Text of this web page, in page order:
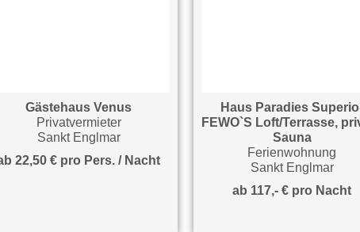
Gästehaus Venus
Privatvermieter
Sankt Englmar
€ pro Pers. / Nacht
Haus Paradies Superior
FEWO`S Loft/Terrasse, private
Sauna
Ferienwohnung
Sankt Englmar
ab 117,- € pro Nacht